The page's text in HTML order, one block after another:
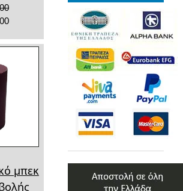
μπεκ